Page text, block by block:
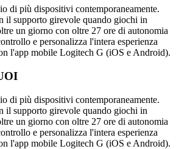
di più dispositivi contemporaneamente.
il supporto girevole quando giochi in
un giorno con oltre 27 ore di autonomia
e personalizza l'intera esperienza
l'app mobile Logitech G (iOS e Android).
di più dispositivi contemporaneamente.
il supporto girevole quando giochi in
un giorno con oltre 27 ore di autonomia
e personalizza l'intera esperienza
l'app mobile Logitech G (iOS e Android).